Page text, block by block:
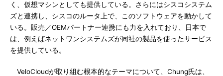
く、仮想マシンとしても提供している。さらにはシスコシステム
ズと連携し、シスコのルータ上で、このソフトウェアを動かして
いる。販売／OEMパートナー連携にも力を入れており、日本で
は、例えばネットワンシステムズが同社の製品を使ったサービス
を提供している。
VeloCloudが取り組む根本的なテーマについて、Chung氏は、